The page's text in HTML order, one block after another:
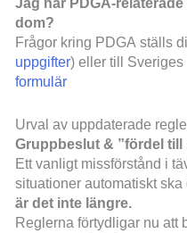
Jag har PDGA-
dom?
Frågor kring PDGA ställs
uppgifter) eller till
formulär
Urval av uppdaterade
Gruppbeslut & ”fördel till
Ett vanligt missförstånd i
situationer automatiskt
är det inte längre.
Reglerna förtydligar nu att